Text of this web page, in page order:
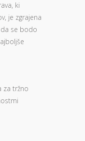
ki
je zgrajena
da se bodo
za tržno